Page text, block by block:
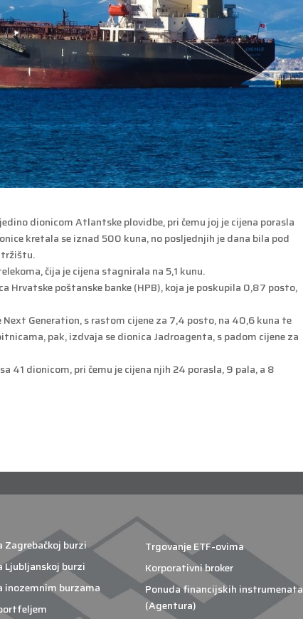
dionicom Atlantske plovidbe, pri čemu joj je cijena porasla
kretala se iznad 500 kuna, no posljednjih je dana bila pod
tržištu.
čija je cijena stagnirala na 5,1 kunu.
poštanske banke (HPB), koja je poskupila 0,87 posto,
Generation, s rastom cijene za 7,4 posto, na 40,6 kuna te
pak, izdvaja se dionica Jadroagenta, s padom cijene za
dionicom, pri čemu je cijena njih 24 porasla, 9 pala, a 8
Zagrebačkoj burzi
Ljubljanskoj burzi
inozemnim burzama
Trgovanje ETF-ovima
Korporativni broker
Ponuda financijskih instrumenata
(Agentura)